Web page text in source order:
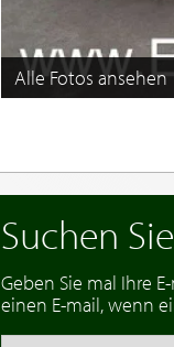
Alle Fotos ansehen
Suchen
Geben Sie mal Ihre
einen E-mail, wenn